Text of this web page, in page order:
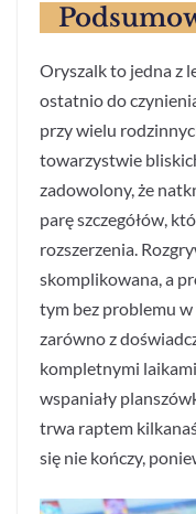
Oryszalk to jedna z
ostatnio do
przy wielu
towarzystwie
zadowolony, że
parę szczegółów,
rozszerzenia.
skomplikowana, a
tym bez problemu
zarówno z
kompletnymi
wspaniały
trwa raptem
się nie kończy,